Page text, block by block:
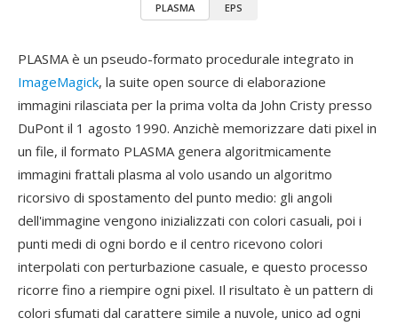
PLASMA EPS
PLASMA è un pseudo-formato procedurale integrato in
ImageMagick, la suite open source di elaborazione
immagini rilasciata per la prima volta da John Cristy presso
DuPont il 1 agosto 1990. Anzichè memorizzare dati pixel in
un file, il formato PLASMA genera algoritmicamente
immagini frattali plasma al volo usando un algoritmo
ricorsivo di spostamento del punto medio: gli angoli
dell'immagine vengono inizializzati con colori casuali, poi i
punti medi di ogni bordo e il centro ricevono colori
interpolati con perturbazione casuale, e questo processo
ricorre fino a riempire ogni pixel. Il risultato è un pattern di
colori sfumati dal carattere simile a nuvole, unico ad ogni